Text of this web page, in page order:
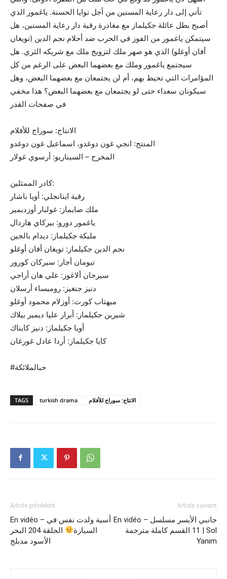
تأتي إلى دار رعاية المسنين من أجل نوايا الحسنة. ياغمور الذي
أصبح بطل عائلة جكيلماز مع مغادرة رقية دار رعاية المسنين، هل
سيتمكن ياغمور من الفوز في الحرب ضد أحلام نجم الدين (تويغان
أفان أوغلو) الذي هو صهر ملك لتزويج ملك مع شريكه الثري. هل
سيجتمع ياغمور وملك مع بعضهما البعض على الرغم من كل
المؤامرات التي تحيط بهم، أم لن يجتمعان مع بعضهما البعض، وهل
سيكونان سعداء حتى لو يجتمعان مع بعضهما البعض؟ هذا مخفي
في صفحات القدر
الانتاج: سوراج للأفلام
المنتج: انجي غون دوغدو، اسماعيل غون دوغدو
المخرج – السيناريو: أرسوي غولار
كادر الممثلين:
رقية اينانجلي: أويا باشار
ملك صايماز: غولبار أوزديمير
ياغمور دورو: بيركاي هاردال
مليكة جكيلماز: ديدام بالجين
نجم الدين جكيلماز: تويغان أفان أوغلو
تيومان أجار: سيركان كورور
سيرجان ألاغوز: علي هان أراجي
دنيز جنغيز: روميساء أرسلان
ميهتاب كورت: أوزلام محمود أوغلو
شيرين جكيلماز: أبرار عليا ديمير بيلاك
أويا جكيلماز: دنيز كايناك
كايا جكيلماز: أردا عادل غورغان
#حبالملائكة
TAGS turkish drama الانتاج: سوراج للأفلام
Article précédent
En vidéo – أسية ولدت نفس في
السيارة
الحلقة 204 البحر
الأسود مدبلج
Article suivant
En vidéo – جانبي الأيسر مسلسل
11 القسم كاملة مترجمة | Sol
Yanım